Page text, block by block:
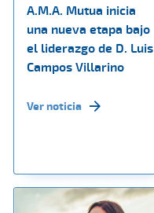
A.M.A. Mutua inicia
una nueva etapa bajo
el liderazgo de D. Luis
Campos Villarino
Ver noticia